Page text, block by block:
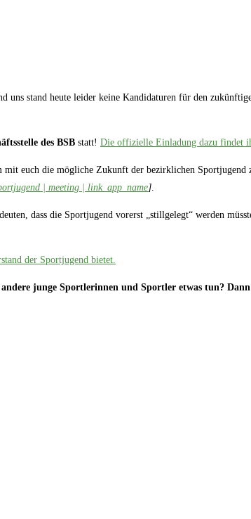
stand heute leider keine Kandidaturen für den
des BSB statt! Die offizielle Einladung dazu findet
euch die mögliche Zukunft der bezirklichen Sportjugend
| meeting | link_app_name].
dass die Sportjugend vorerst „stillgelegt“ werden
der Sportjugend bietet.
junge Sportlerinnen und Sportler etwas tun?